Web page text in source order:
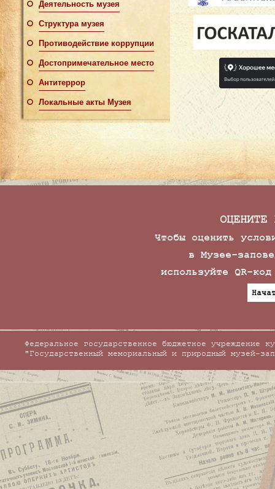
Деятельность музея
Структура музея
Противодействие коррупции
Достопримечательное место
Антитеррор
Локальные акты Музея
ОЦЕНИТЕ
Чтобы оценить
в Музее-
используйте QR-
Федеральное государственное бюджетное учреждение
"Государственный мемориальный и природный музей-